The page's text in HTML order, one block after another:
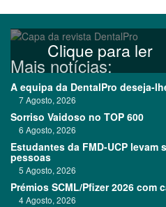
Clique para ler
Mais notícias:
A equipa da DentalPro deseja-
7 Agosto, 2026
Sorriso Vaidoso no TOP 600
6 Agosto, 2026
Estudantes da FMD-UCP levam
pessoas
5 Agosto, 2026
Prémios SCML/Pfizer 2026 com
4 Agosto, 2026